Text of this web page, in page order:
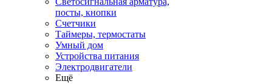
посты, кнопки
Счетчики
Таймеры, термостаты
Умный дом
Устройства питания
Электродвигатели
Ещё